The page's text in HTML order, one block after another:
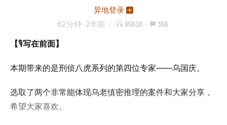
异地登录
62分钟 · 2年前 85638 · 356
【🎙️写在前面】
本期带来的是刑侦八虎系列的第四位专家——乌国庆。
选取了两个非常能体现乌老缜密推理的案件和大家分享，
希望大家喜欢。